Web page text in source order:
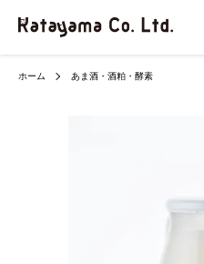
ホーム あま酒・酒粕・酵素